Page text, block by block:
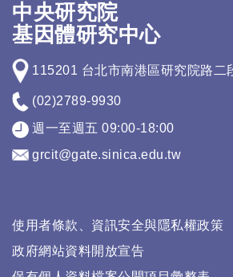
中央研究院
基因體研究中心
115201 台北市南港區研究院路二
(02)2789-9930
週一至週五 09:00-18:00
grcit@gate.sinica.edu.tw
使用者條款、資訊安全與隱私權政策
政府網站資料開放宣告